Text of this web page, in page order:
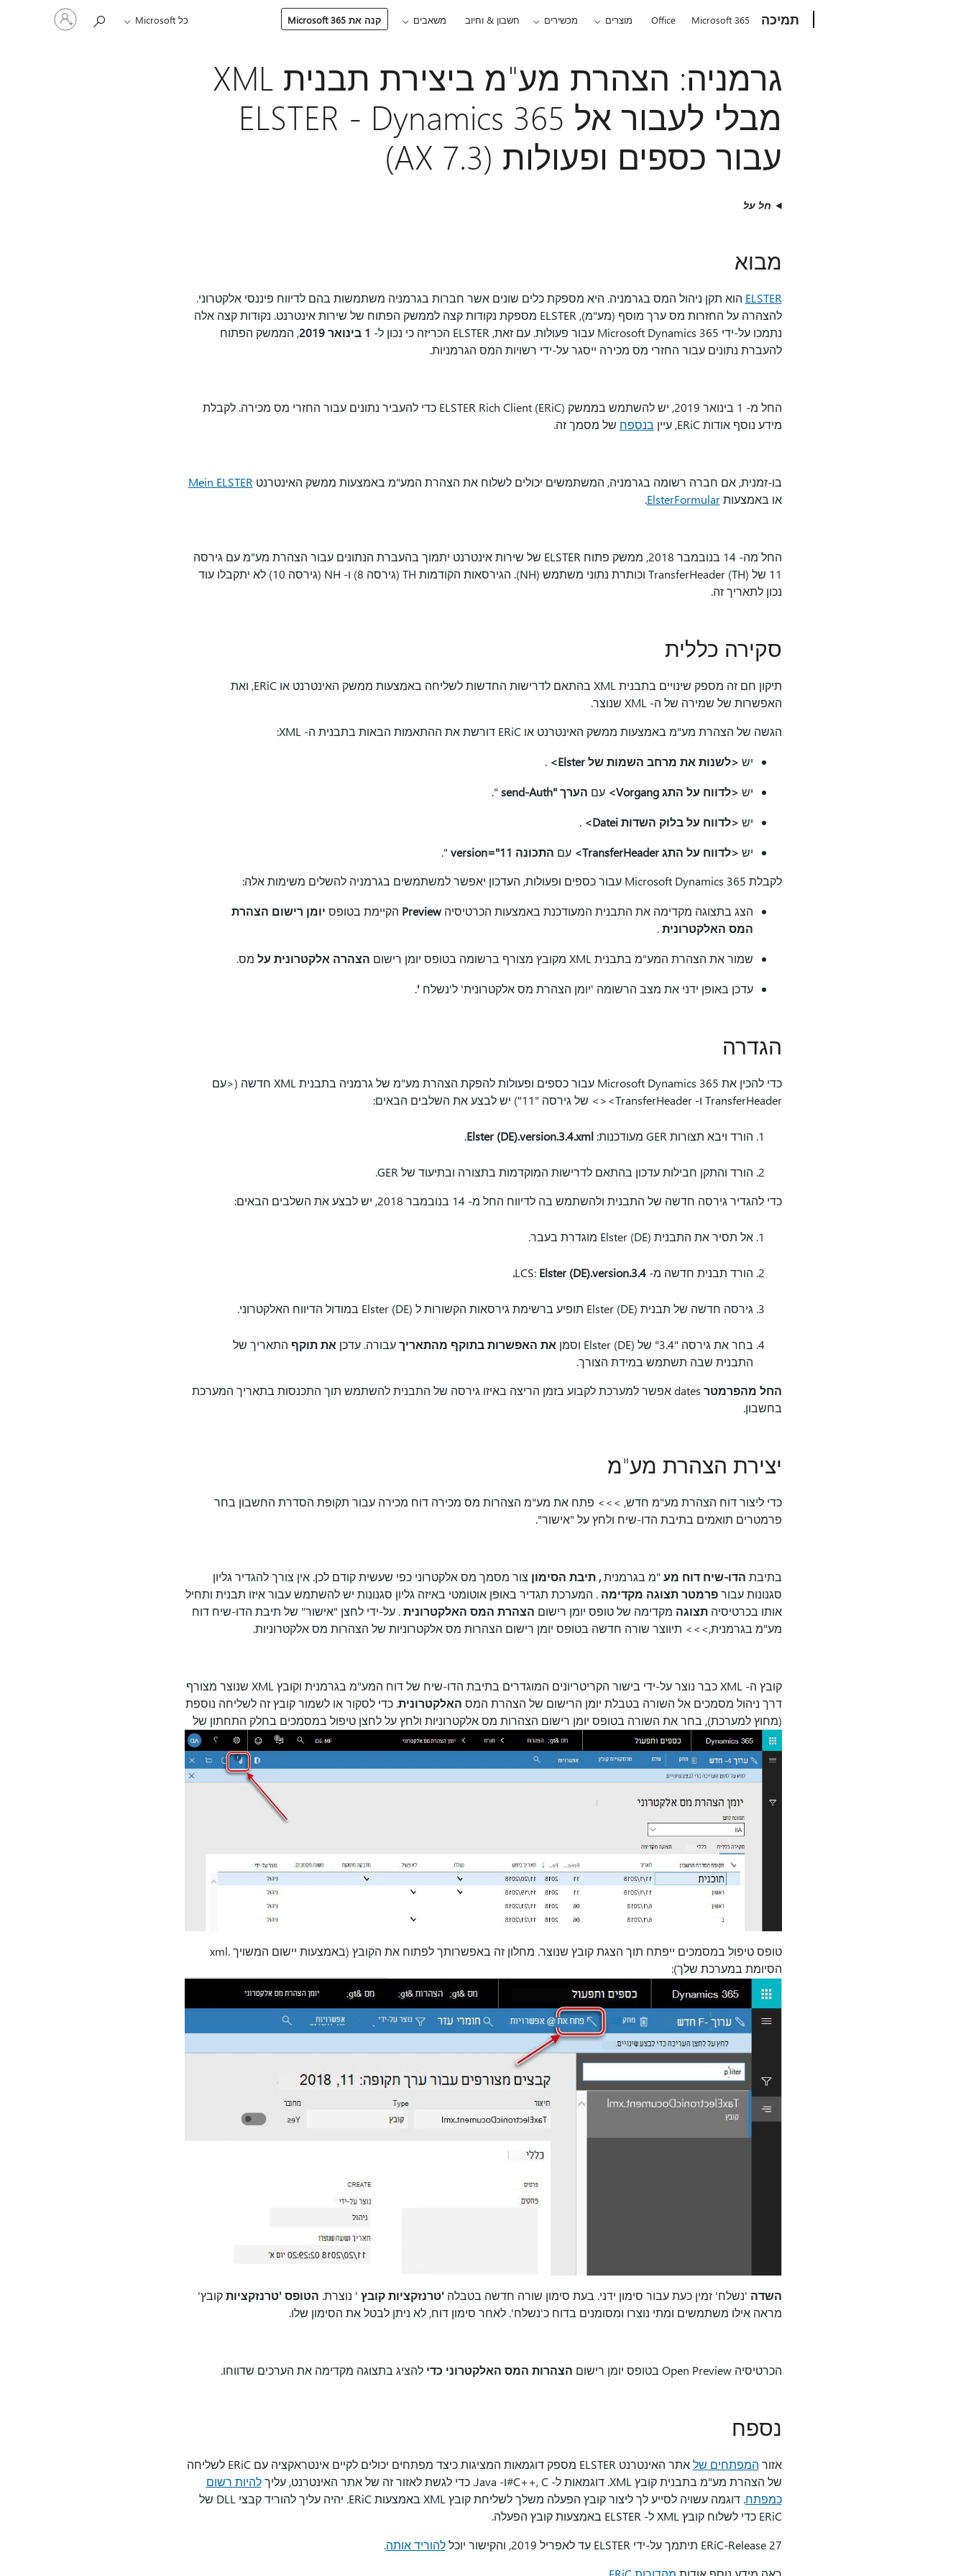
תמיכה Microsoft 365
Office מוצרים מכשירים חשבון & וחיוב משאבים קנה את Microsoft 365 כל Microsoft
היכנס
לחשבון
שלך
גרמניה: הצהרת מע"מ ביצירת תבנית XML
מבלי לעבור אל ELSTER - Dynamics 365
עבור כספים ופעולות (AX 7.3)
חל על
מבוא
ELSTER הוא תקן ניהול המס בגרמניה. היא מספקת כלים שונים אשר חברות בגרמניה משתמשות בהם לדיווח פיננסי אלקטרוני.
להצהרה על החזרות מס ערך מוסף (מע"מ), ELSTER מספקת נקודות קצה לממשק הפתוח של שירות אינטרנט. נקודות קצה אלה
נתמכו על-ידי Microsoft Dynamics 365 עבור פעולות. עם זאת, ELSTER הכריזה כי נכון ל-
1 בינואר 2019
, הממשק הפתוח
להעברת נתונים עבור החזרי מס מכירה ייסגר על-ידי רשויות המס הגרמניות.
החל מ- 1 בינואר 2019, יש להשתמש בממשק ELSTER Rich Client (ERiC) כדי להעביר נתונים עבור החזרי מס מכירה. לקבלת
מידע נוסף אודות ERiC, עיין
בנספח של מסמך זה.
בו-זמנית, אם חברה רשומה בגרמניה, המשתמשים יכולים לשלוח את הצהרת המע"מ באמצעות ממשק האינטרנט Mein ELSTER
או באמצעותElsterFormular
.
החל מה- 14 בנובמבר 2018, ממשק פתוח ELSTER של שירות אינטרנט יתמוך בהעברת הנתונים עבור הצהרת מע"מ עם גירסה
11 של TransferHeader (TH) וכותרת נתוני משתמש (NH). הגירסאות הקודמות TH (גירסה 8) ו- NH (גירסה 10) לא יתקבלו עוד
נכון לתאריך זה.
סקירה כללית
תיקון חם זה מספק שינויים בתבנית XML בהתאם לדרישות החדשות לשליחה באמצעות ממשק האינטרנט או ERiC, ואת
האפשרות של שמירה של ה- XML שנוצר.
הגשה של הצהרת מע"מ באמצעות ממשק האינטרנט או ERiC דורשת את ההתאמות הבאות בתבנית ה- XML:
יש <לשנות את מרחב השמות של Elster>
.
יש <לדווח על התג Vorgang> עם הערך "send-Auth
".
יש <לדווח על בלוק השדות Datei>
.
יש <לדווח על התג TransferHeader> עם התכונה version="11
".
לקבלת Microsoft Dynamics 365 עבור כספים ופעולות, העדכון יאפשר למשתמשים בגרמניה להשלים משימות אלה:
הצג בתצוגה מקדימה את התבנית המעודכנת באמצעות הכרטיסיהPreview הקיימת בטופס יומן רישום הצהרת
המס האלקטרונית.
שמור את הצהרת המע"מ בתבנית XML מקובץ מצורף ברשומה בטופס יומן רישום
הצהרה אלקטרונית על מס.
עדכן באופן ידני את מצב הרשומה 'יומן הצהרת מס אלקטרונית' ל'נשלח '
.
הגדרה
כדי להכין את Microsoft Dynamics 365 עבור כספים ופעולות להפקת הצהרת מע"מ של גרמניה בתבנית XML חדשה (<עם
TransferHeader ו- TransferHeader><> של גירסה "11") יש לבצע את השלבים הבאים:
הורד ויבא תצורות GER מעודכנות: Elster (DE).version.3.4.xml
.
הורד והתקן חבילות עדכון בהתאם לדרישות המוקדמות בתצורה ובתיעוד של GER.
כדי להגדיר גירסה חדשה של התבנית ולהשתמש בה לדיווח החל מ- 14 בנובמבר 2018, יש לבצע את השלבים הבאים:
אל תסיר את התבנית Elster (DE) מוגדרת בעבר.
הורד תבנית חדשה מ- LCS:Elster (DE).version.3.4.
גירסה חדשה של תבנית Elster (DE) תופיע ברשימת גירסאות הקשורות ל Elster (DE) במודול הדיווח האלקטרוני.
בחר את גירסה "3.4" של Elster (DE) וסמן את האפשרות בתוקף מהתאריךעבורה. עדכן את תוקף התאריך של
התבנית שבה תשתמש במידת הצורך.
החל מהפרמטר
dates אפשר למערכת לקבוע בזמן הריצה באיזו גירסה של התבנית להשתמש תוך התכנסות בתאריך המערכת
בחשבון.
יצירת הצהרת מע"מ
כדי ליצור דוח הצהרת מע"מ חדש, >
>> פתח את מע"מ הצהרות מס מכירה דוח מכירה עבור תקופת הסדרת החשבון בחר
פרמטרים תואמים בתיבת הדו-שיח ולחץ על "אישור".
בתיבת הדו-שיח דוח מע "מ בגרמנית, תיבת הסימון צור מסמך מס אלקטרוני כפי שעשית קודם לכן. אין צורך להגדיר גליון
סגנונות עבורפרמטר תצוגה מקדימה . המערכת תגדיר באופן אוטומטי באיזה גליון סגנונות יש להשתמש עבור איזו תבנית ותחיל
אותו בכרטיסיהתצוגה מקדימה של טופס יומן רישום הצהרת המס האלקטרונית. על-ידי לחצן "אישור" של תיבת הדו-שיח דוח
מע"מ בגרמנית,
>>> תיווצר שורה חדשה בטופס יומן רישום הצהרות מס אלקטרוניות של הצהרות מס אלקטרוניות.
קובץ ה- XML כבר נוצר על-ידי בישור הקריטריונים המוגדרים בתיבת
הדו-שיח של דוח המע"מ בגרמנית וקובץ XML שנוצר מצורף
דרך ניהול מסמכים אל השורה בטבלת יומן הרישום של הצהרת המס האלקטרונית. כדי לסקור או לשמור קובץ זה לשליחה נוספת
(מחוץ למערכת), בחר את השורה בטופס יומן רישום הצהרות מס אלקטרוניות ולחץ על לחצן טיפול במסמכים בחלק התחתון של
טופס טיפול במסמכים ייפתח תוך הצגת קובץ שנוצר. מחלון זה באפשרותך לפתוח את הקובץ (באמצעות יישום המשויך .xml
הסיומת במערכת שלך):
השדה 'נשלח' זמין כעת עבור סימון ידני. בעת סימון שורה חדשה בטבלה 'טרנזקציות קובץ ' נוצרת. הטופס 'טרנזקציותקובץ'
מראה אילו משתמשים ומתי נוצרו ומסומנים בדוח כ'נשלח'. לאחר סימון דוח, לא ניתן לבטל את הסימון שלו.
הכרטיסיה Open Preview בטופס יומן רישום הצהרות המס האלקטרוני כדי להציג בתצוגה מקדימה את הערכים שדווחו.
נספח
אזור המפתחים של
אתר האינטרנט ELSTER מספק דוגמאות המציגות כיצד מפתחים יכולים לקיים אינטראקציה עם ERiC לשליחה
של הצהרת מע"מ בתבנית קובץ XML. דוגמאות ל- C++, C#ו- Java. כדי לגשת לאזור זה של אתר האינטרנט, עליך
להיות רשום
כמפתח
. דוגמה עשויה לסייע לך ליצור קובץ הפעלה משלך לשליחת קובץ XML באמצעות ERiC. יהיה עליך להוריד קבצי DLL של
ERiC כדי לשלוח קובץ XML ל- ELSTER באמצעות קובץ הפעלה.
ERiC-Release 27 תיתמך על-ידי ELSTER עד לאפריל 2019, והקישור יוכל
להוריד אותה.